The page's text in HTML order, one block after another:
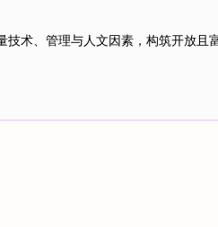
术、管理与人文因素，构筑开放且